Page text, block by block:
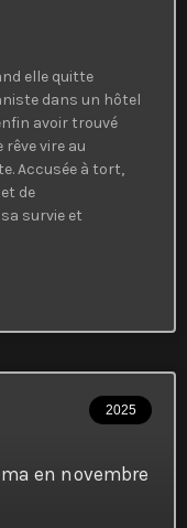
elle quitte
dans un hôtel
avoir trouvé
vire au
Accusée à tort,
de
survie et
2025